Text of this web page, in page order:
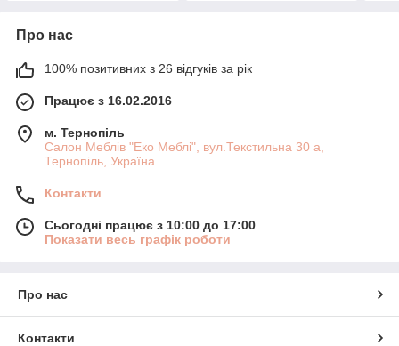
Про нас
100% позитивних з 26 відгуків за рік
Працює з 16.02.2016
м. Тернопіль
Салон Меблів "Еко Меблі", вул.Текстильна 30 а,
Тернопіль, Україна
Контакти
Сьогодні працює з 10:00 до 17:00
Показати весь графік роботи
Про нас
Контакти